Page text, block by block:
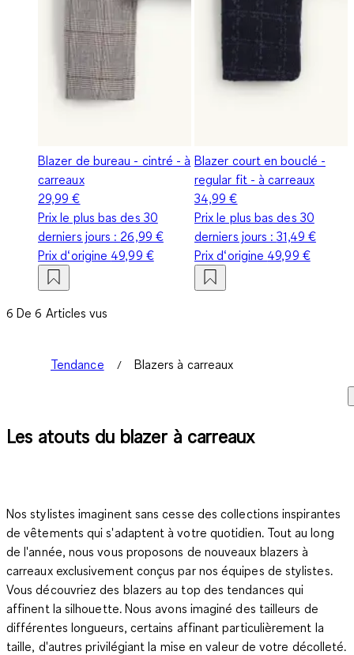
Blazer de bureau - cintré - à
carreaux
29,99 €
Prix le plus bas des 30
derniers jours : 26,99 €
Prix d‘origine 49,99 €
Blazer court en bouclé -
regular fit - à carreaux
34,99 €
Prix le plus bas des 30
derniers jours :31,49 €
Prix d‘origine 49,99 €
6 De 6 Articles vus
Tendance Blazers à carreaux
Les atouts du blazer à carreaux
Nos stylistes imaginent sans cesse des collections inspirantes
de vêtements qui s'adaptent à votre quotidien. Tout au long
de l'année, nous vous proposons de nouveaux blazers à
carreaux exclusivement conçus par nos équipes de stylistes.
Vous découvriez des blazers au top des tendances qui
affinent la silhouette. Nous avons imaginé des tailleurs de
différentes longueurs, certains affinant particulièrement la
taille, d'autres privilégiant la mise en valeur de votre décolleté.